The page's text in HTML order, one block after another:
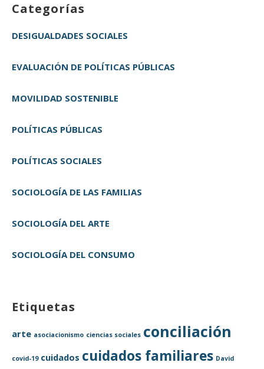
Categorías
DESIGUALDADES SOCIALES
EVALUACIÓN DE POLÍTICAS PÚBLICAS
MOVILIDAD SOSTENIBLE
POLÍTICAS PÚBLICAS
POLÍTICAS SOCIALES
SOCIOLOGÍA DE LAS FAMILIAS
SOCIOLOGÍA DEL ARTE
SOCIOLOGÍA DEL CONSUMO
Etiquetas
arte asociacionismo ciencias sociales conciliación
covid-19 cuidados cuidados familiares David